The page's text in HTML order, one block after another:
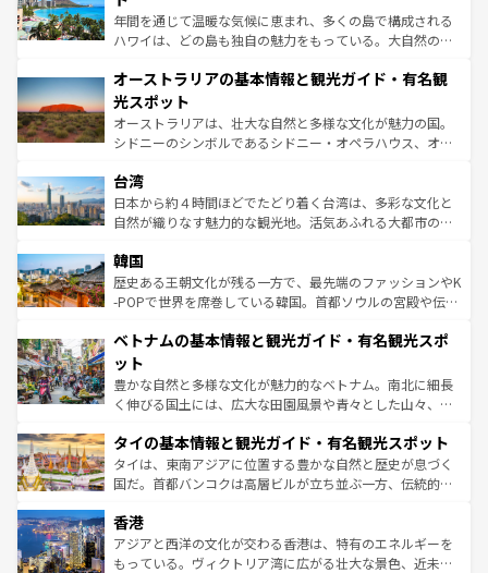
西部には大自然が広がり、グランドキャニオンやイエロー
ストーン国立公園といった絶景が堪能できる。さらに、南
文化が魅力。旅行者はアメリカの各地域で異なる魅力を楽
しみながら、その多様性と豊かな歴史を感じることができ
るだろう。車でのロードトリップや列車の旅も、アメリカ
ならではの贅沢な旅のスタイルだ。 なお、新着のアメリカ
情報は コンテンツ一覧 を参照してほしい。
年間を通じて温暖な気候に恵まれ、多くの島で構成される
ハワイは、どの島も独自の魅力をもっている。大自然の神
ワイ島は見逃せない。また、定番の観光地といえばオアフ
島だが、静かな自然を求めるならマウイ島やカウアイ島が
おすすめ。エメラルドグリーンに輝く海をはじめ、豊かな
文化や歴史が息づいている。「アロハスピリット」と呼ば
人々、おいしいローカルフードやハワイアンミュージッ
ク、伝統的なフラダンスなど、すべてがハワイの魅力を彩
っている。訪れるたびに新しい発見と感動が待っているハ
はコンテンツ一覧
オーストラリアの基本情報と観光ガイド・有名観
光スポット
オーストラリアは、壮大な自然と多様な文化が魅力の国。
シドニーのシンボルであるシドニー・オペラハウス、オー
リアリーフや大陸中央部にそびえるウルル（エアーズロッ
ク）、タスマニアの美しい原生林やケアンズの熱帯雨林な
ど、見どころがたくさん。また、カフェやワイン、オージ
いる。アクティビティも充実しており、サーフィンやダイ
ビング、ハイキングなど、アウトドア好きにはたまらな
い。オーストラリアの多彩な魅力を存分に味わいつくそ
参照してほしい。
台湾
日本から約４時間ほどでたどり着く台湾は、多彩な文化と
自然が織りなす魅力的な観光地。活気あふれる大都市の台
ン）、静ひつな山岳地帯である台湾東部など、都市の喧騒
と山間の静けさが共存しており、訪れる人に新しい発見と
驚きをもたらしてくれる。また、奥深い台湾の食文化も魅
容にもいいと評判のスイーツなど、バラエティ豊かな料理
照してほしい。
韓国
歴史ある王朝文化が残る一方で、最先端のファッションやK
-POPで世界を席巻している韓国。首都ソウルの宮殿や伝統
き、地方に足を延ばせば四季折々の自然美を楽しむことが
できる。そして、キムチや焼肉、絶品のストリートフード
まで、さまざまな韓国料理が待っている。夜には、韓国な
らではのナイトライフも堪能できる。あたたかいホスピタ
わってみてほしい。 なお、新着の韓国情報はコンテンツ一
覧 を参照してほしい。
ベトナムの基本情報と観光ガイド・有名観光スポ
ット
豊かな自然と多様な文化が魅力的なベトナム。南北に細長
く伸びる国土には、広大な田園風景や青々とした山々、世
急速な発展と共に伝統が息づく。ハノイの古い町並みやホ
ーチミン市のフランス統治時代の建物も、独特の雰囲気を
醸し出している。また、バラエティの豊かさとおいしさで
とつ。フォーやバインミー、ベトナムコーヒーなどは、ぜ
ひ現地で味わいたい。どの地域を訪れてもあたたかい人々
が旅行者を迎えてくれるので、きっと忘れられない旅にな
タイの基本情報と観光ガイド・有名観光スポット
タイは、東南アジアに位置する豊かな自然と歴史が息づく
国だ。首都バンコクは高層ビルが立ち並ぶ一方、伝統的な
の活気が交差している。北部ではチェンマイなどの山岳地
帯で自然と触れ合い、南部ではプーケットやクラビの美し
いビーチでリゾート気分を楽しむことができる。タイ料理
香港
アジアと西洋の文化が交わる香港は、特有のエネルギーを
もっている。ヴィクトリア湾に広がる壮大な景色、近未来